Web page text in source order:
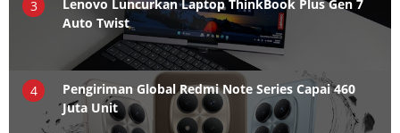
3
Lenovo Luncurkan Laptop ThinkBook Plus Gen 7
Auto Twist
4
Pengiriman Global Redmi Note Series Capai 460
Juta Unit